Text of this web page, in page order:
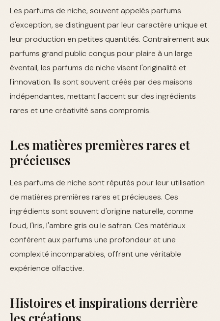
Les parfums de niche, souvent appelés parfums
d'exception, se distinguent par leur caractère unique et
leur production en petites quantités. Contrairement aux
parfums grand public conçus pour plaire à un large
éventail, les parfums de niche visent l'originalité et
l'innovation. Ils sont souvent créés par des maisons
indépendantes, mettant l'accent sur des ingrédients
rares et une créativité sans compromis.
Les matières premières rares et
précieuses
Les parfums de niche sont réputés pour leur utilisation
de matières premières rares et précieuses. Ces
ingrédients sont souvent d'origine naturelle, comme
l'oud, l'iris, l'ambre gris ou le safran. Ces matériaux
confèrent aux parfums une profondeur et une
complexité incomparables, offrant une véritable
expérience olfactive.
Histoires et inspirations derrière
les créations